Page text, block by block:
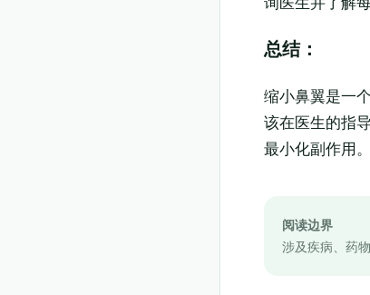
总结：
缩小鼻翼是一
该在医生的指
最小化副作用。
阅读边界
涉及疾病、药